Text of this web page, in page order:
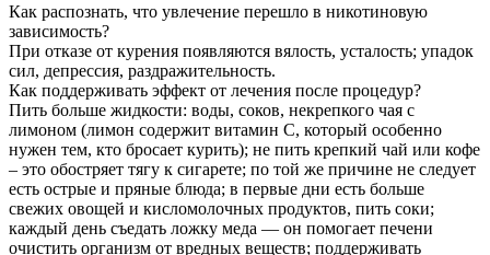
Как распознать, что увлечение перешло в никотиновую
зависимость?
При отказе от курения появляются вялость, усталость; упадок
сил, депрессия, раздражительность.
Как поддерживать эффект от лечения после процедур?
Пить больше жидкости: воды, соков, некрепкого чая с
лимоном (лимон содержит витамин С, который особенно
нужен тем, кто бросает курить); не пить крепкий чай или кофе
– это обостряет тягу к сигарете; по той же причине не следует
есть острые и пряные блюда; в первые дни есть больше
свежих овощей и кисломолочных продуктов, пить соки;
каждый день съедать ложку меда — он помогает печени
очистить организм от вредных веществ; поддерживать